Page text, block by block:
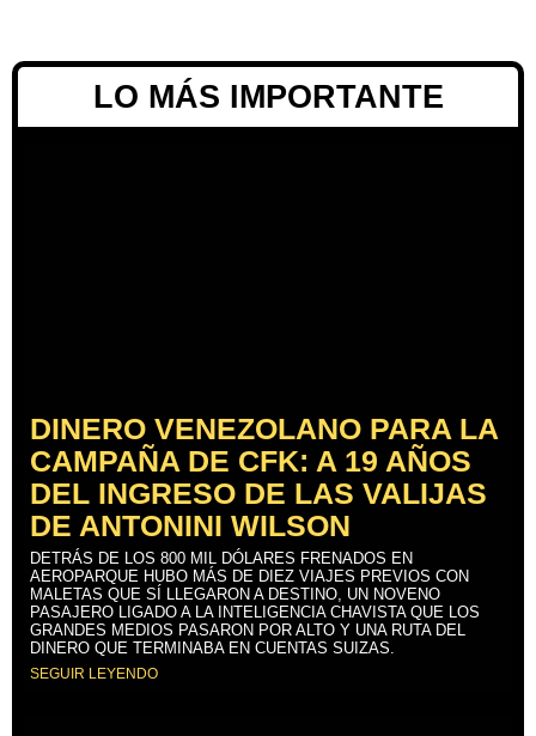
LO MÁS IMPORTANTE
DINERO VENEZOLANO PARA LA
CAMPAÑA DE CFK: A 19 AÑOS
DEL INGRESO DE LAS VALIJAS
DE ANTONINI WILSON
DETRÁS DE LOS 800 MIL DÓLARES FRENADOS EN
AEROPARQUE HUBO MÁS DE DIEZ VIAJES PREVIOS CON
MALETAS QUE SÍ LLEGARON A DESTINO, UN NOVENO
PASAJERO LIGADO A LA INTELIGENCIA CHAVISTA QUE LOS
GRANDES MEDIOS PASARON POR ALTO Y UNA RUTA DEL
DINERO QUE TERMINABA EN CUENTAS SUIZAS.
SEGUIR LEYENDO